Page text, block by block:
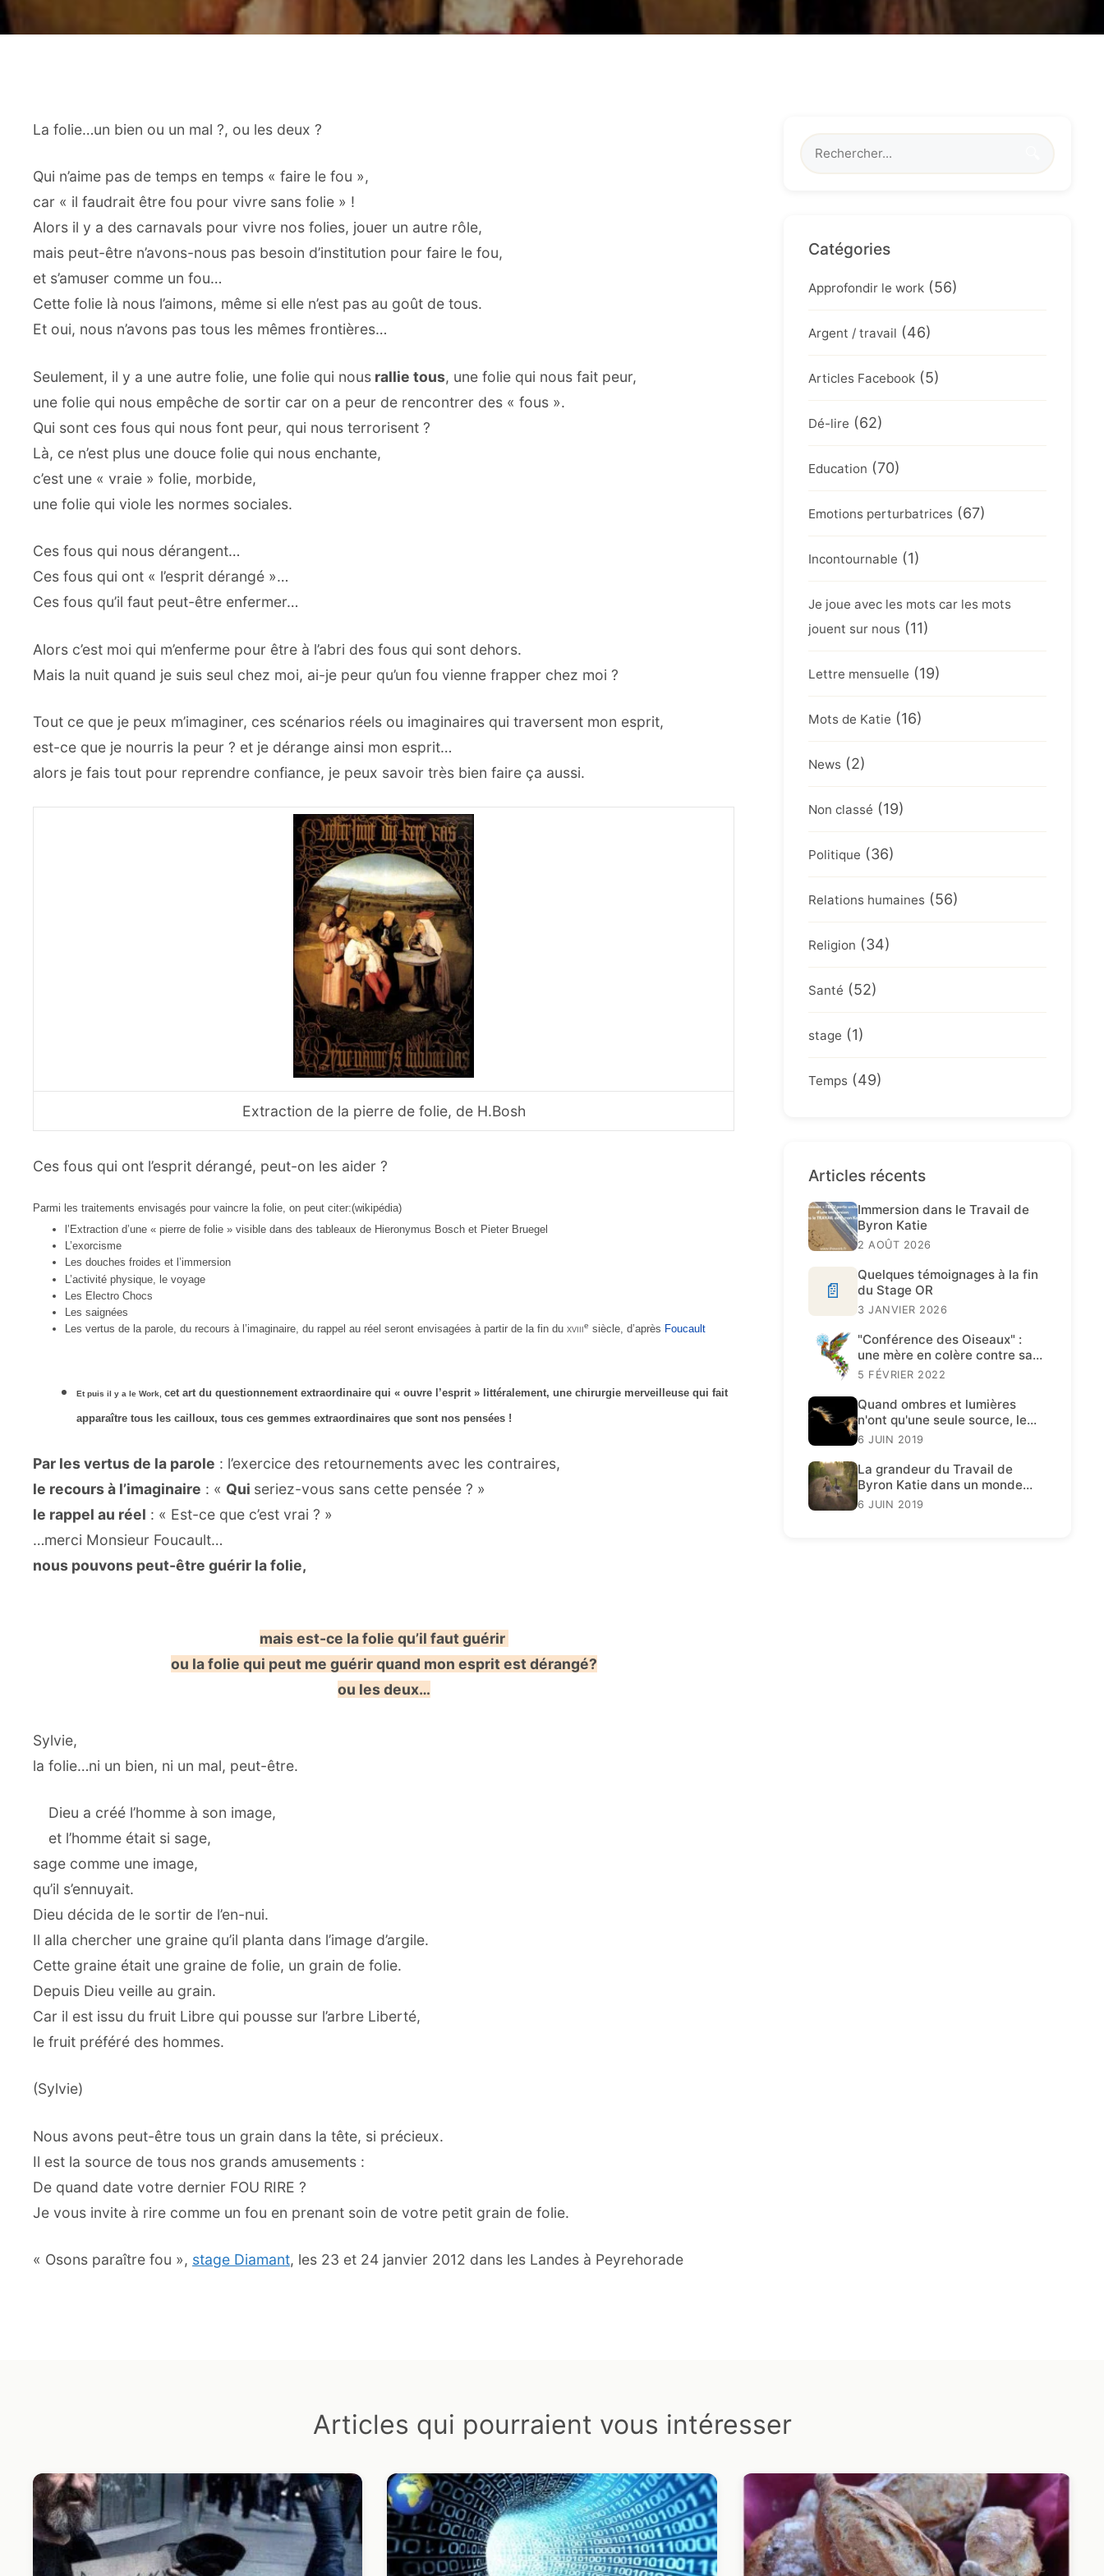
La folie…un bien ou un mal ?, ou les deux ?
Qui n’aime pas de temps en temps « faire le fou »,
car « il faudrait être fou pour vivre sans folie » !
Alors il y a des carnavals pour vivre nos folies, jouer un autre rôle,
mais peut-être n’avons-nous pas besoin d’institution pour faire le fou,
et s’amuser comme un fou…
Cette folie là nous l’aimons, même si elle n’est pas au goût de tous.
Et oui, nous n’avons pas tous les mêmes frontières…
Seulement, il y a une autre folie, une folie qui nous rallie tous, une folie qui nous fait peur,
une folie qui nous empêche de sortir car on a peur de rencontrer des « fous ».
Qui sont ces fous qui nous font peur, qui nous terrorisent ?
Là, ce n’est plus une douce folie qui nous enchante,
c’est une « vraie » folie, morbide,
une folie qui viole les normes sociales.
Ces fous qui nous dérangent…
Ces fous qui ont « l’esprit dérangé »…
Ces fous qu’il faut peut-être enfermer…
Alors c’est moi qui m’enferme pour être à l’abri des fous qui sont dehors.
Mais la nuit quand je suis seul chez moi, ai-je peur qu’un fou vienne frapper chez moi ?
Tout ce que je peux m’imaginer, ces scénarios réels ou imaginaires qui traversent mon esprit,
est-ce que je nourris la peur ? et je dérange ainsi mon esprit…
alors je fais tout pour reprendre confiance, je peux savoir très bien faire ça aussi.
Extraction de la pierre de folie, de H.Bosh
Ces fous qui ont l’esprit dérangé, peut-on les aider ?
Parmi les traitements envisagés pour vaincre la folie, on peut citer:(wikipédia)
l’Extraction d’une « pierre de folie » visible dans des tableaux de Hieronymus Bosch et Pieter Bruegel
L’exorcisme
Les douches froides et l’immersion
L’activité physique, le voyage
Les Electro Chocs
Les saignées
Les vertus de la parole, du recours à l’imaginaire, du rappel au réel seront envisagées à partir de la fin du xviiie siècle, d’après Foucault
Et puis il y a le Work, cet art du questionnement extraordinaire qui « ouvre l’esprit » littéralement, une chirurgie merveilleuse qui fait
apparaître tous les cailloux, tous ces gemmes extraordinaires que sont nos pensées !
Par les vertus de la parole : l’exercice des retournements avec les contraires,
le recours à l’imaginaire : « Qui seriez-vous sans cette pensée ? »
le rappel au réel : « Est-ce que c’est vrai ? »
…merci Monsieur Foucault…
nous pouvons peut-être guérir la folie,
mais est-ce la folie qu’il faut guérir
ou la folie qui peut me guérir quand mon esprit est dérangé?
ou les deux…
Sylvie,
la folie…ni un bien, ni un mal, peut-être.
Dieu a créé l’homme à son image,
et l’homme était si sage,
sage comme une image,
qu’il s’ennuyait.
Dieu décida de le sortir de l’en-nui.
Il alla chercher une graine qu’il planta dans l’image d’argile.
Cette graine était une graine de folie, un grain de folie.
Depuis Dieu veille au grain.
Car il est issu du fruit Libre qui pousse sur l’arbre Liberté,
le fruit préféré des hommes.
(Sylvie)
Nous avons peut-être tous un grain dans la tête, si précieux.
Il est la source de tous nos grands amusements :
De quand date votre dernier FOU RIRE ?
Je vous invite à rire comme un fou en prenant soin de votre petit grain de folie.
« Osons paraître fou », stage Diamant, les 23 et 24 janvier 2012 dans les Landes à Peyrehorade
Catégories
Approfondir le work (56)
Argent / travail (46)
Articles Facebook (5)
Dé-lire (62)
Education (70)
Emotions perturbatrices (67)
Incontournable (1)
Je joue avec les mots car les mots
jouent sur nous (11)
Lettre mensuelle (19)
Mots de Katie (16)
News (2)
Non classé (19)
Politique (36)
Relations humaines (56)
Religion (34)
Santé (52)
stage (1)
Temps (49)
Articles récents
Immersion dans le Travail de
Byron Katie
2 AOÛT 2026
📄
Quelques témoignages à la fin
du Stage OR
3 JANVIER 2026
"Conférence des Oiseaux" :
une mère en colère contre sa
fille
5 FÉVRIER 2022
Quand ombres et lumières
n'ont qu'une seule source, le
Travail de Katie est présent.
6 JUIN 2019
La grandeur du Travail de
Byron Katie dans un monde
décadent
6 JUIN 2019
Articles qui pourraient vous intéresser